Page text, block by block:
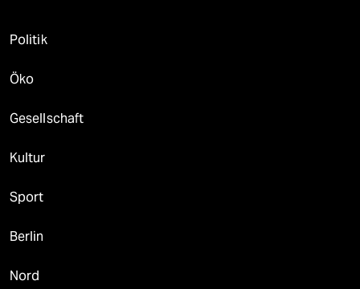
Politik
Öko
Gesellschaft
Kultur
Sport
Berlin
Nord